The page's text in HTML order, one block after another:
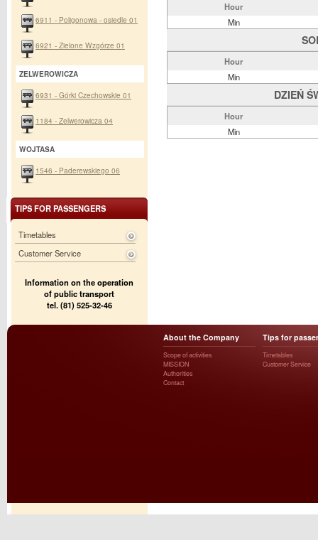
Hour
Min
Hour
Min
DZIEŃ
Hour
Min
6911 - Poligonowa - osiedle 01
6921 - Zielone Wzgórze 01
ZELWEROWICZA
6931 - Górki Czechowskie 01
1184 - Zelwerowicza 04
WOJTASA
1546 - Paderewskiego 06
TIPS FOR PASSENGERS
Timetables
Customer Service
Information on the operation
of public transport
tel. (81) 525-32-46
About the Company
Scope of activities
MISSION
Authorities
Contact
Tips for
Timetables
Customer Service